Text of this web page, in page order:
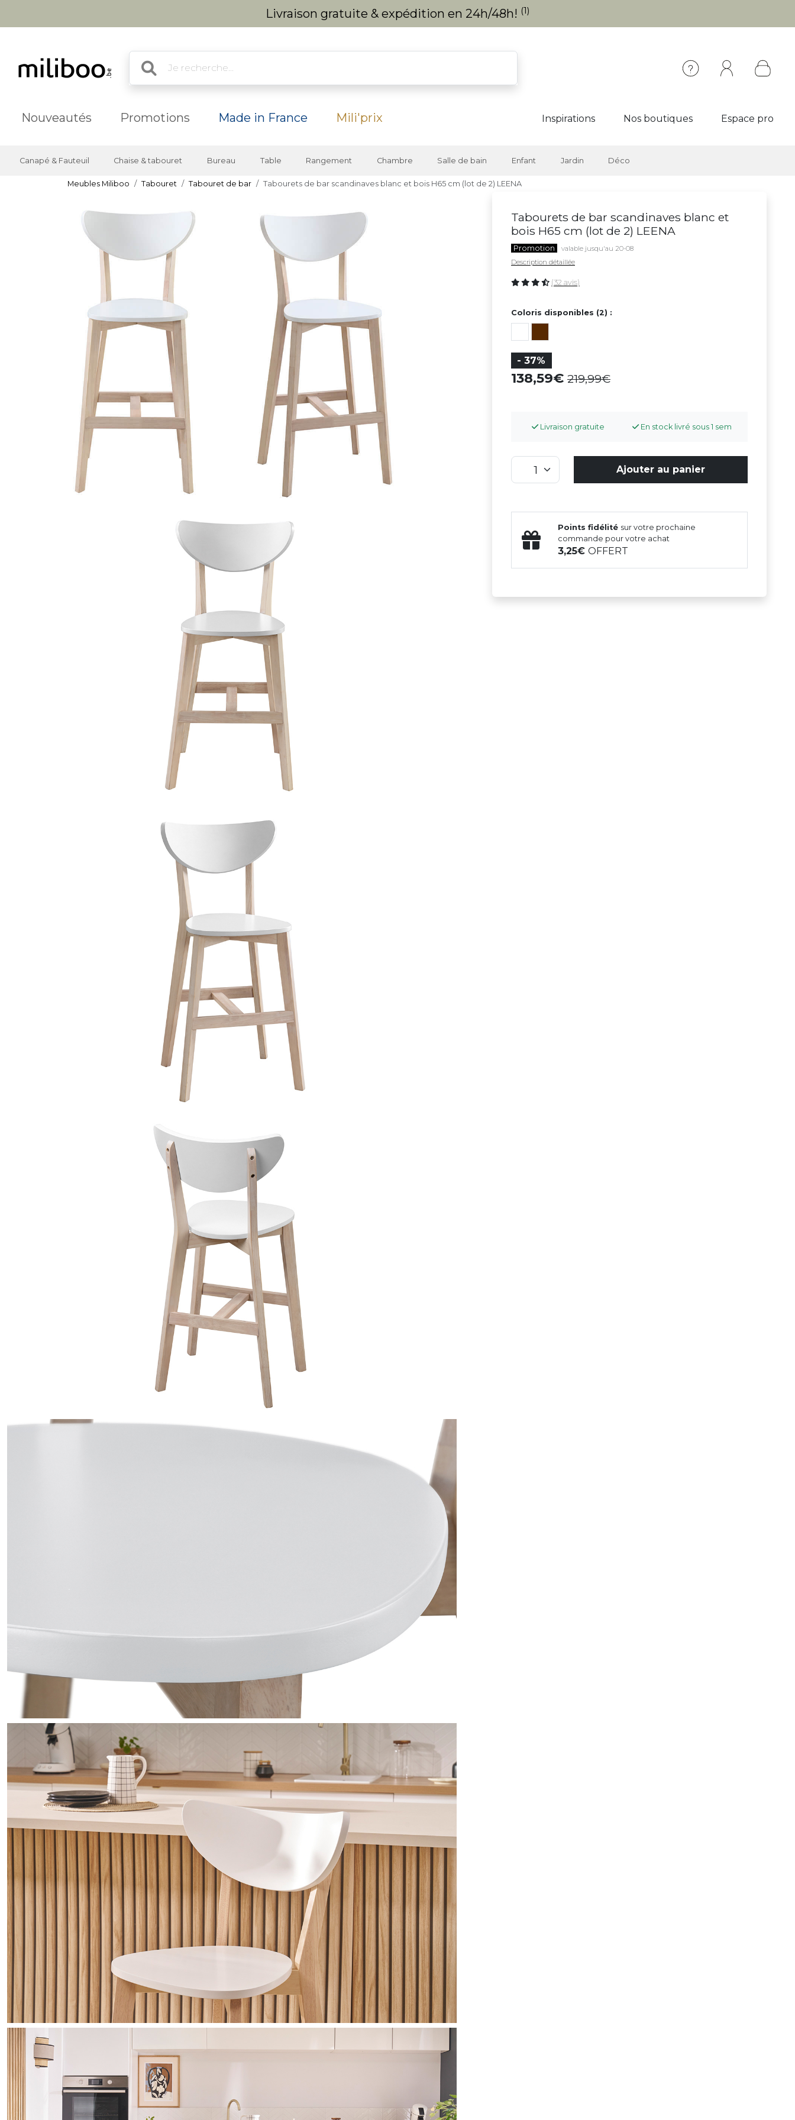
Livraison gratuite & expédition en 24h/48h! (1)
Nouveautés Promotions Made in France Mili'prix Inspirations Nos boutiques Espace pro
Canapé & Fauteuil Chaise & tabouret Bureau Table Rangement Chambre Salle de bain Enfant Jardin Déco
Meubles Miliboo Tabouret Tabouret de bar Tabourets de bar scandinaves blanc et bois H65 cm (lot de 2) LEENA
Tabourets de bar scandinaves blanc et
bois H65 cm (lot de 2) LEENA
Promotion
valable jusqu'au 20-08
Description détaillée
(32 avis)
Coloris disponibles (2) :
- 37%
138,59 219,99
Livraison gratuite En stock livré sous 1 sem
Ajouter au panier
Points fidélité sur votre prochaine
commande pour votre achat
3,25OFFERT